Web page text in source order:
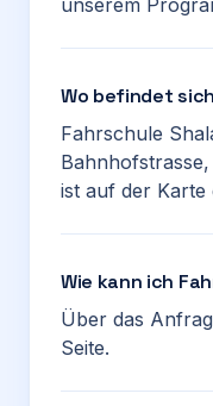
unserem
Wo befindet
Fahrschule
ist auf der Karte
Wie kann ich
Über das
Seite.